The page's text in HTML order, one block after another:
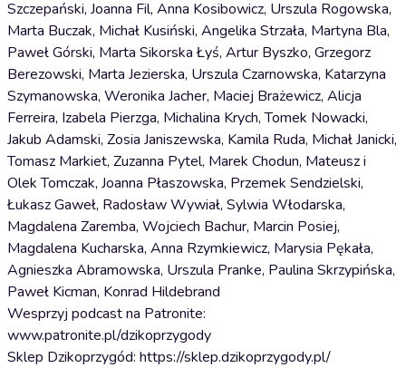
Szczepański, Joanna Fil, Anna Kosibowicz, Urszula Rogowska,
Marta Buczak, Michał Kusiński, Angelika Strzała, Martyna Bla,
Paweł Górski, Marta Sikorska Łyś, Artur Byszko, Grzegorz
Berezowski, Marta Jezierska, Urszula Czarnowska, Katarzyna
Szymanowska, Weronika Jacher, Maciej Brażewicz, Alicja
Ferreira, Izabela Pierzga, Michalina Krych, Tomek Nowacki,
Jakub Adamski, Zosia Janiszewska, Kamila Ruda, Michał Janicki,
Tomasz Markiet, Zuzanna Pytel, Marek Chodun, Mateusz i
Olek Tomczak, Joanna Płaszowska, Przemek Sendzielski,
Łukasz Gaweł, Radosław Wywiał, Sylwia Włodarska,
Magdalena Zaremba, Wojciech Bachur, Marcin Posiej,
Magdalena Kucharska, Anna Rzymkiewicz, Marysia Pękała,
Agnieszka Abramowska, Urszula Pranke, Paulina Skrzypińska,
Paweł Kicman, Konrad Hildebrand
Wesprzyj podcast na Patronite:
www.patronite.pl/dzikoprzygody
Sklep Dzikoprzygód: https://sklep.dzikoprzygody.pl/